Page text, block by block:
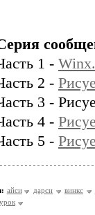
1 -
2 -
3 -
4 -
5 -
айси дарси винкс